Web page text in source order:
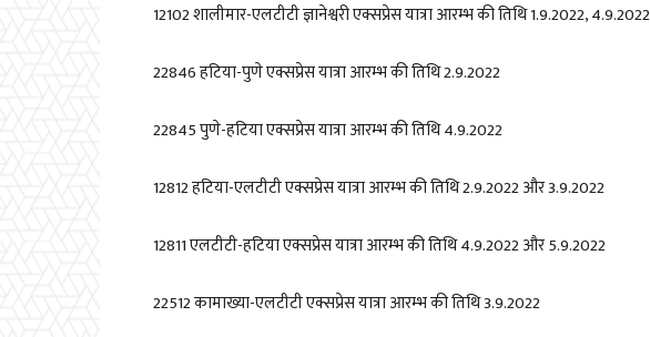
12102शालीमार-एलटीटी ज्ञानेश्वरी एक्सप्रेस यात्रा आरम्भ की तिथि1.9.2022, 4.9.2022
22846हटिया-पुणे एक्सप्रेस यात्रा आरम्भ की तिथि2.9.2022
22845पुणे-हटिया एक्सप्रेस यात्रा आरम्भ की तिथि4.9.2022
12812हटिया-एलटीटी एक्सप्रेस यात्रा आरम्भ की तिथि2.9.2022 और3.9.2022
12811एलटीटी-हटिया एक्सप्रेस यात्रा आरम्भ की तिथि4.9.2022 और5.9.2022
22512कामाख्या-एलटीटी एक्सप्रेस यात्रा आरम्भ की तिथि3.9.2022